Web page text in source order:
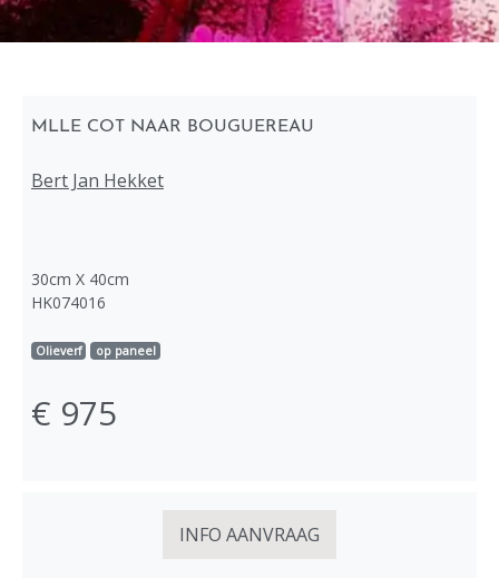
MLLE COT NAAR BOUGUEREAU
Bert Jan Hekket
30cm X 40cm
HK074016
Olieverf op paneel
€ 975
INFO AANVRAAG